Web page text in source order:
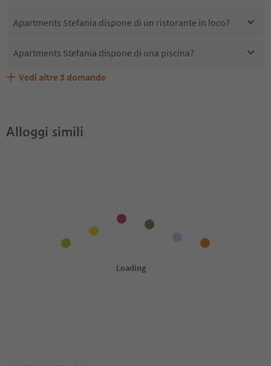
Apartments Stefania dispone di un ristorante in loco?
Apartments Stefania dispone di una piscina?
Apartments Stefania accetta animali domestici?
Quali servizi/attività sono disponibili presso Apartments
Gli ospiti di Apartments Stefania ricevono l'Alto Adige
Vedi altre 3 domande
Alloggi simili